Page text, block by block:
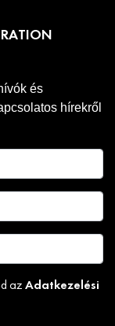
és
hírekről
az Adatkezelési